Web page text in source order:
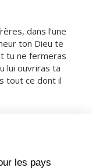
dans l’une
ton Dieu te
tu ne fermeras
lui ouvriras ta
tout ce dont il